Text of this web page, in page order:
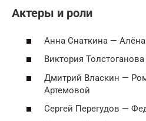
Актеры и роли
Анна Снаткина — Алёна
Виктория
Дмитрий Власкин —
Артемовой
Сергей Перегудов —